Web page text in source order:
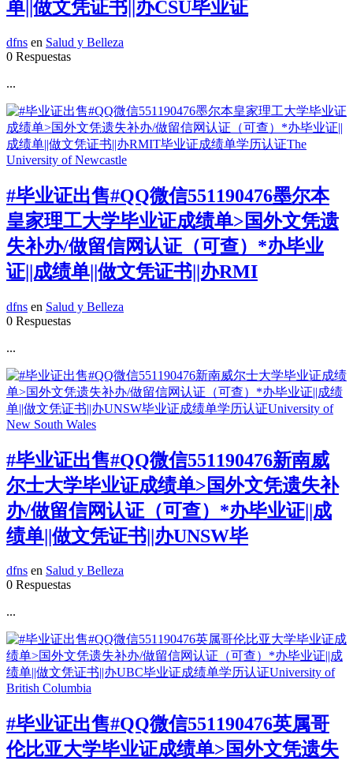
单||做文凭证书||办CSU毕业证
dfns en Salud y Belleza
0 Respuestas
...
#毕业证出售#QQ微信551190476墨尔本
皇家理工大学毕业证成绩单>国外文凭遗
失补办/做留信网认证（可查）*办毕业
证||成绩单||做文凭证书||办RMI
dfns en Salud y Belleza
0 Respuestas
...
#毕业证出售#QQ微信551190476新南威
尔士大学毕业证成绩单>国外文凭遗失补
办/做留信网认证（可查）*办毕业证||成
绩单||做文凭证书||办UNSW毕
dfns en Salud y Belleza
0 Respuestas
...
#毕业证出售#QQ微信551190476英属哥
伦比亚大学毕业证成绩单>国外文凭遗失